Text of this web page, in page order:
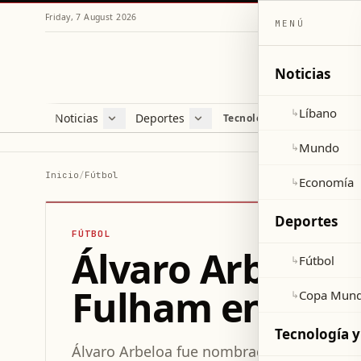
Friday, 7 August 2026
Noticias
Líbano
Deportes
Fútbol
Tecnología y ciencia
Inicio/Fútbol
FÚTBOL
Álvaro Arbeloa
Fulham en la
Álvaro Arbeloa fue nombrado entrenador
MENÚ
Noticias
↳Líbano
↳Mundo
↳Economía
Deportes
↳Fútbol
↳Copa
Tecnología y